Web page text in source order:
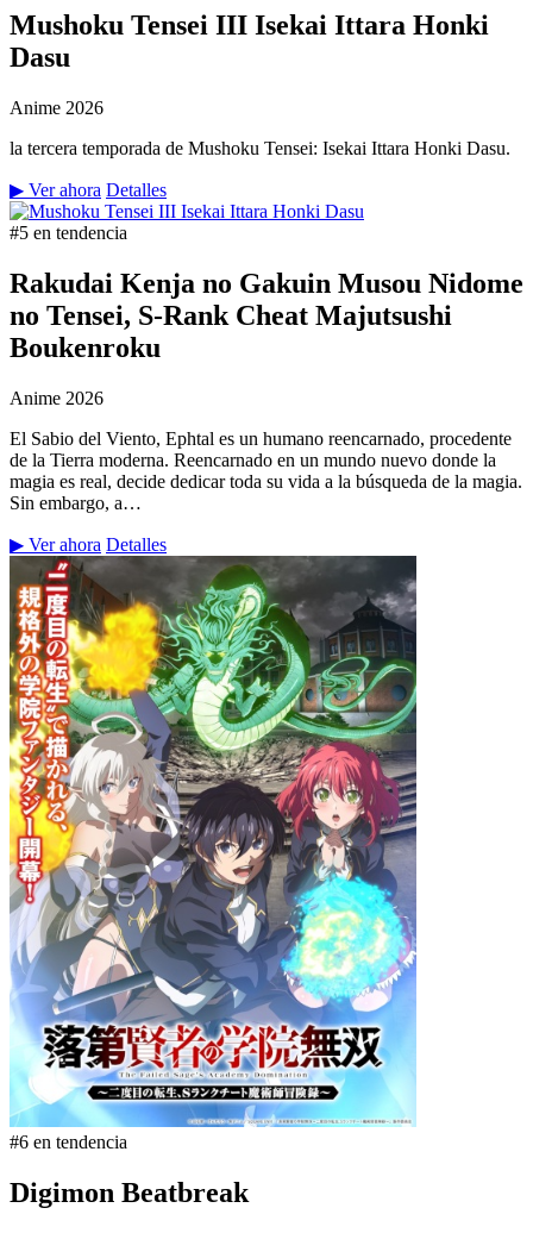
Mushoku Tensei III Isekai Ittara Honki
Dasu
Anime 2026
la tercera temporada de Mushoku Tensei: Isekai Ittara Honki Dasu.
▶ Ver ahora Detalles
#5 en tendencia
Rakudai Kenja no Gakuin Musou Nidome
no Tensei, S-Rank Cheat Majutsushi
Boukenroku
Anime 2026
El Sabio del Viento, Ephtal es un humano reencarnado, procedente
de la Tierra moderna. Reencarnado en un mundo nuevo donde la
magia es real, decide dedicar toda su vida a la búsqueda de la magia.
Sin embargo, a…
▶ Ver ahora Detalles
#6 en tendencia
Digimon Beatbreak